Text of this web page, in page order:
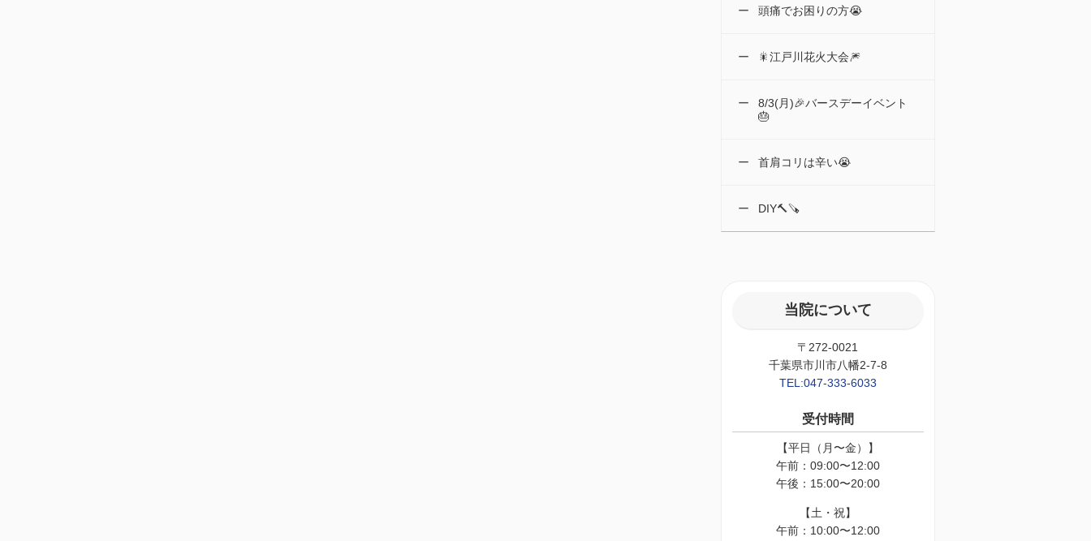
頭痛でお困りの方😭
🎇江戸川花火大会🎆
8/3(月)🎉バースデーイベント
🎂
首肩コリは辛い😭
DIY🔨🪚
当院について
〒272-0021
千葉県市川市八幡2-7-8
TEL:047-333-6033
受付時間
【平日（月〜金）】
午前：09:00〜12:00
午後：15:00〜20:00
【土・祝】
午前：10:00〜12:00